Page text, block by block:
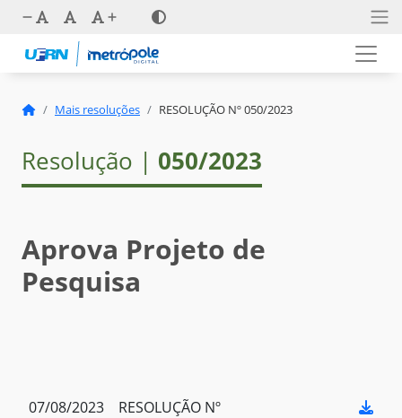
Mais resoluções RESOLUÇÃO Nº 050/2023
Resolução | 050/2023
Aprova Projeto de
Pesquisa
07/08/2023
RESOLUÇÃO Nº